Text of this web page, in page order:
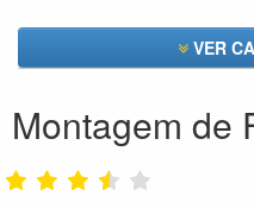
VER
Montagem de